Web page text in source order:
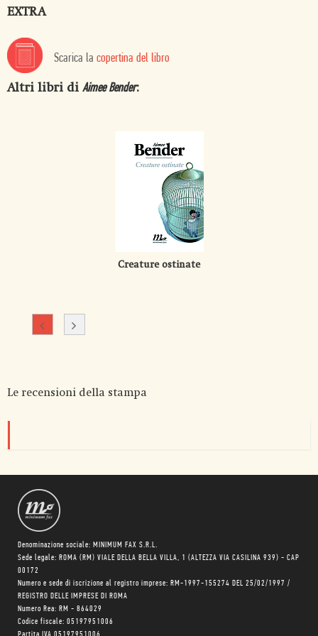
EXTRA
Scarica la copertina del libro
Altri libri di Aimee Bender:
Creature ostinate
Le recensioni della stampa
Denominazione sociale: MINIMUM FAX S.R.L.
Sede legale: ROMA (RM) VIALE DELLA BELLA VILLA, 1 (ALTEZZA VIA CASILINA 939) - CAP
00172
Numero e sede di iscrizione al registro imprese: RM-1997-155274 DEL 25/02/1997 /
REGISTRO DELLE IMPRESE DI ROMA
Numero Rea: RM - 864029
Codice fiscale: 05197951006